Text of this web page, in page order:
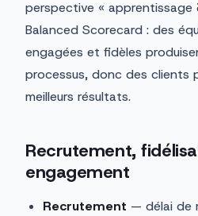
perspective « apprentissage
Balanced Scorecard : des
engagées et fidèles
processus, donc des clients
meilleurs résultats.
Recrutement,
engagement
Recrutement — délai de